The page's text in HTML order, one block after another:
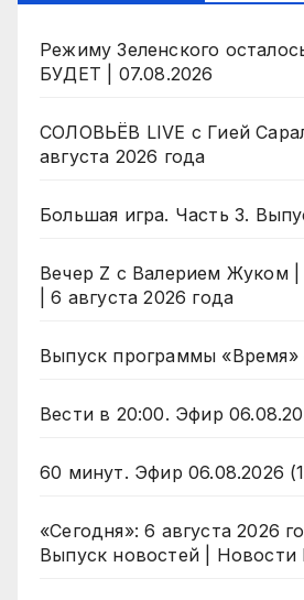
Режиму Зеленского
БУДЕТ | 07.08.2026
СОЛОВЬЁВ LIVE с Гией
августа 2026 года
Большая игра. Часть 3.
Вечер Z с Валерием Жуком
| 6 августа 2026 года
Выпуск программы «Время»
Вести в 20:00. Эфир
60 минут. Эфир 06.08.2026
«Сегодня»: 6 августа 2026
Выпуск новостей |